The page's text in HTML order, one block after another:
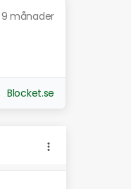
9 månader
Blocket.se